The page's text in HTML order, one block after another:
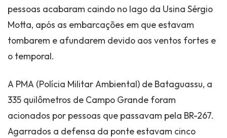
pessoas acabaram caindo no lago da Usina Sérgio
Motta, após as embarcações em que estavam
tombarem e afundarem devido aos ventos fortes e
o temporal.
A PMA (Polícia Militar Ambiental) de Bataguassu, a
335 quilômetros de Campo Grande foram
acionados por pessoas que passavam pela BR-267.
Agarrados a defensa da ponte estavam cinco